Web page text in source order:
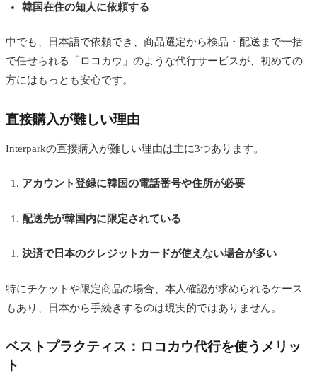
韓国在住の知人に依頼する
中でも、日本語で依頼でき、商品選定から検品・配送まで一括
で任せられる「ロコカウ」のような代行サービスが、初めての
方にはもっとも安心です。
直接購入が難しい理由
Interparkの直接購入が難しい理由は主に3つあります。
アカウント登録に韓国の電話番号や住所が必要
配送先が韓国内に限定されている
決済で日本のクレジットカードが使えない場合が多い
特にチケットや限定商品の場合、本人確認が求められるケース
もあり、日本から手続きするのは現実的ではありません。
ベストプラクティス：ロコカウ代行を使うメリッ
ト